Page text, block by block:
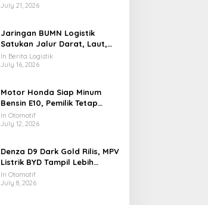
July 21, 2026
Jaringan BUMN Logistik
Satukan Jalur Darat, Laut,
dan Distribusi Nasional
In Berita Logistik
July 16, 2026
Motor Honda Siap Minum
Bensin E10, Pemilik Tetap
Wajib Cek Buku Manual
In Otomotif
July 12, 2026
Denza D9 Dark Gold Rilis, MPV
Listrik BYD Tampil Lebih
Elegan
In Otomotif
July 8, 2026